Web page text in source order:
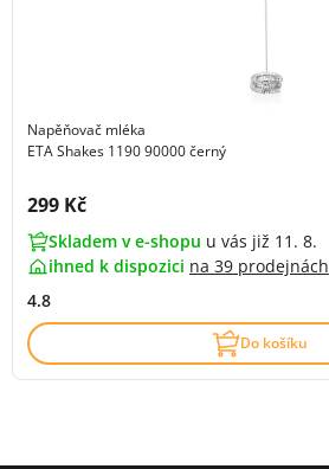
Napěňovač mléka
ETA Shakes 1190 90000 černý
Cena s DPH:
299 Kč
Skladem v e-shopu u vás již 11. 8.
ihned k dispozici na 39 prodejnách
4.8
Do košíku